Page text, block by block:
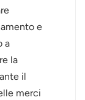
e
a
la
il
merci